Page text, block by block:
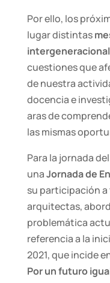
Por ello, los
lugar distintas
cuestiones que
de nuestra
docencia e
aras de
las mismas
Para la jornada
unaJornada de
su participación
arquitectas,
problemática
referencia a la
2021, que incide
Por un futuro